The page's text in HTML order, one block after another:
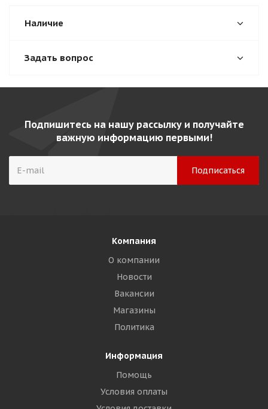
Наличие
Задать вопрос
Подпишитесь на нашу рассылку и получайте
важную информацию первыми!
Компания
О компании
Новости
Вакансии
Магазины
Политика
Информация
Помощь
Условия оплаты